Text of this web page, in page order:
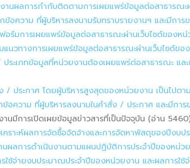
านผลการกำกับติดตามการเผยแพร่ข้อมูลต่อสาธารณะ
ข้อความ ที่ผู้บริหารลงนามรับทราบรายงานฯ และมีกา
อร์มการเผยแพร่ข้อมูลต่อสาธารณะผ่านเว็บไซต์ของห
แนวทางการเผยแพร่ข้อมูลต่อสาธารณะผ่านเว็บไซต์ข
ะเภทข้อมูลที่หน่วยงานต้องเผยแพร่ต่อสาธารณะ และ
/ ประกาศ โดยผู้บริหารสูงสุดของหน่วยงาน เป็นไปตา
ข้อความ ที่ผู้บริหารลงนามในคำสั่ง / ประกาศ และมีก
นมีการเปิดเผยข้อมูลข่าวสารที่เป็นปัจจุบัน (อ่าน
เคราะห์ผลการจัดซื้อจัดจ้างและการจัดหาพัสดุของปีงบ
นผลการดำเนินงานตามแผนปฏิบัติการประจำปีของหน่ว
รใช้จ่ายงบประมาณประจำปีของหน่วยงาน และผลการ